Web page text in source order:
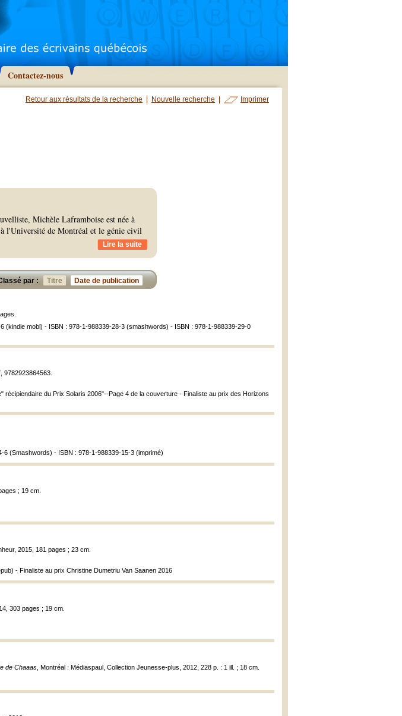
Contactez-nous
Retour aux résultats de la recherche Nouvelle recherche Imprimer
Michèle Laframboise est née à
l'Université de Montréal et le génie civil
Lire la suite
par : Titre Date de publication
(kindle mobi) - ISBN : 978-1-988339-28-3 (smashwords) - ISBN : 978-1-988339-29-0
9782923864563.
récipiendaire du Prix Solaris 2006"--Page 4 de la couverture - Finaliste au prix des Horizons
(Smashwords) - ISBN : 978-1-988339-15-3 (imprimé)
; 19 cm.
2015, 181 pages ; 23 cm.
- Finaliste au prix Christine Dumetriu Van Saanen 2016
303 pages ; 19 cm.
de Chaaas , Montréal : Médiaspaul, Collection Jeunesse-plus, 2012, 228 p. : 1 ill. ; 18 cm.